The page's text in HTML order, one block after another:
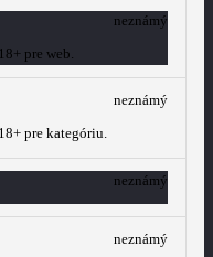
pre web.
neznámý
pre kategóriu.
neznámý
neznámý
neznámý